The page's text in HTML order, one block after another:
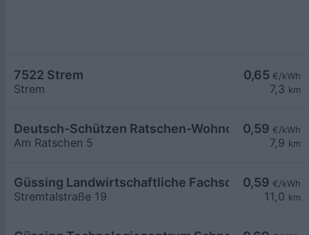
0,65 €/kWh
7,3 km
7522 Strem
Strem
0,59 €/kWh
7,9 km
Deutsch-Schützen Ratschen-Wohnotek
Am Ratschen 5
0,59 €/kWh
11,0 km
Güssing Landwirtschaftliche Fachschule
Stremtalstraße 19